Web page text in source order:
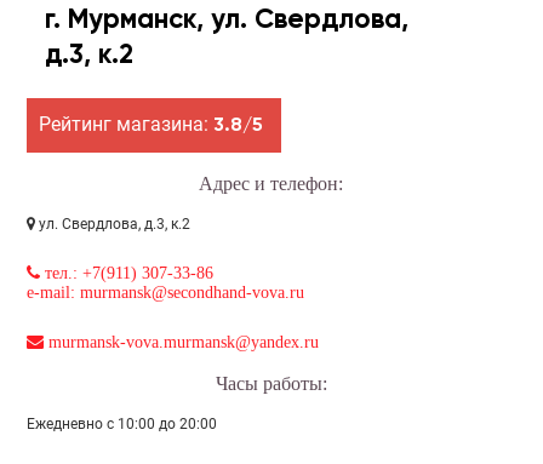
г. Мурманск, ул. Свердлова,
д.3, к.2
Рейтинг магазина: 3.8/5
Адрес и телефон:
ул. Свердлова, д.3, к.2
тел.: +7(911) 307-33-86
e-mail: murmansk@secondhand-vova.ru
murmansk-vova.murmansk@yandex.ru
Часы работы:
Ежедневно с 10:00 до 20:00